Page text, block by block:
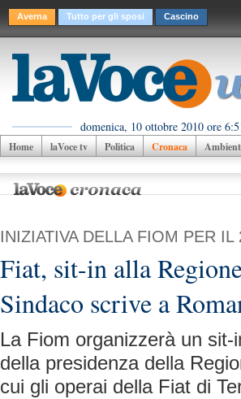
Averna Tutto per gli sposi Cascino
domenica, 10 ottobre 2010 ore
Home laVoce tv Politica Cronaca
INIZIATIVA DELLA FIOM PER IL
Fiat, sit-in alla
Sindaco scrive a
La Fiom organizzerà un sit-
della presidenza della
cui gli operai della Fiat di